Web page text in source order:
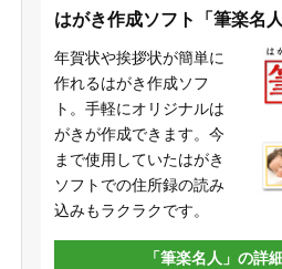
はがき作成ソフト「筆楽名人
年賀状や挨拶状が簡単に
作れるはがき作成ソフ
ト。手軽にオリジナルは
がきが作成できます。今
まで使用していたはがき
ソフトでの住所録の読み
込みもラクラクです。
「筆楽名人」の詳